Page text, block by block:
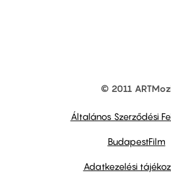
© 2011
Általános Szerződési
BudapestFilm
Adatkezelési